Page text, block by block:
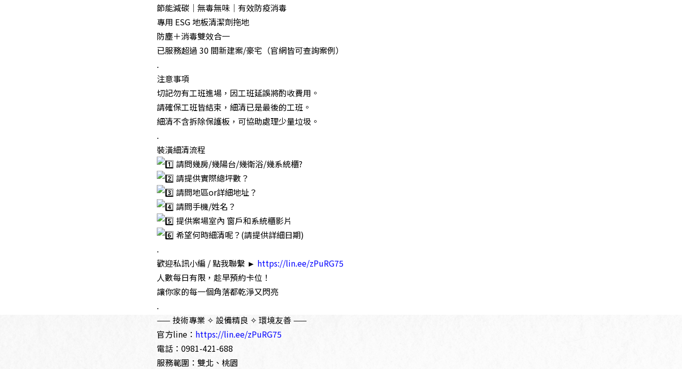
節能減碳｜無毒無味｜有效防疫消毒
專用 ESG 地板清潔劑拖地
防塵＋消毒雙效合一
已服務超過 30 間新建案/豪宅（官網皆可查詢案例）
.
注意事項
切記勿有工班進場，因工班延誤將酌收費用。
請確保工班皆結束，細清已是最後的工班。
細清不含拆除保護板，可協助處理少量垃圾。
.
裝潢細清流程
請問幾房/幾陽台/幾衛浴/幾系統櫃?
請提供實際總坪數？
請問地區or詳細地址？
請問手機/姓名？
提供案場室內 窗戶和系統櫃影片
希望何時細清呢？(請提供詳細日期)
.
歡迎私訊小編 / 點我聯繫 ► https://lin.ee/zPuRG75
人數每日有限，趁早預約卡位！
讓你家的每一個角落都乾淨又閃亮
.
—— 技術專業 ✧ 設備精良 ✧ 環境友善 ——
官方line： https://lin.ee/zPuRG75
電話：0981-421-688
服務範圍：雙北、桃園